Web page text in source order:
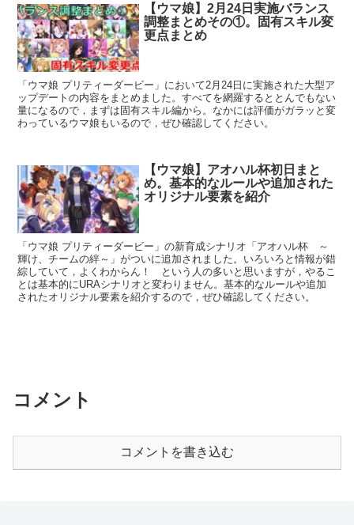
【ウマ娘】2月24日実施バランス
調整まとめその①。固有スキル変
更点まとめ
「ウマ娘 プリティーダービー」において2月24日に実施された大型ア
ップデートの内容をまとめました。すべてを網羅するととんでもない
量になるので，まずは固有スキル編から。なかには評価がガラッと変
わっているウマ娘もいるので，ぜひ確認してください。
【ウマ娘】アオハル杯初日まと
め。基本的なルールや追加された
オリジナル要素を紹介
「ウマ娘 プリティーダービー」の新育成シナリオ「アオハル杯 ～
輝け、チームの絆～」がついに追加されました。いろいろと情報が錯
綜していて，よくわからん！ という人の多いと思いますが，やるこ
とは基本的にURAシナリオと変わりません。基本的なルールや追加
されたオリジナル要素を紹介するので，ぜひ確認してください。
コメント
コメントを書き込む